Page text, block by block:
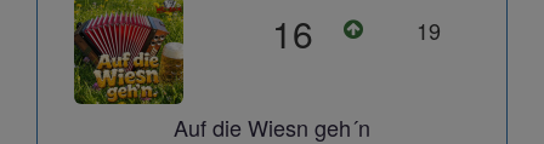
16 19
Auf die Wiesn geh´n